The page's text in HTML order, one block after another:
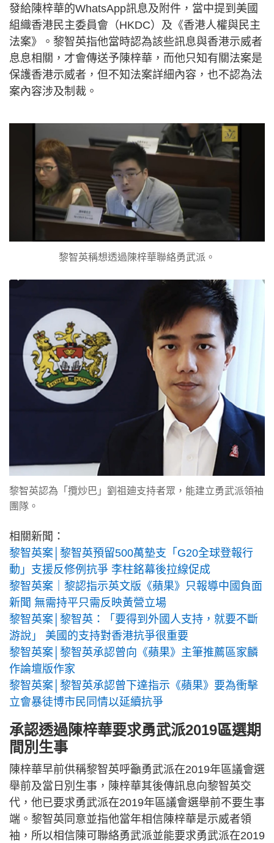
發給陳梓華的WhatsApp訊息及附件，當中提到美國
組織香港民主委員會（HKDC）及《香港人權與民主
法案》。黎智英指他當時認為該些訊息與香港示威者
息息相關，才會傳送予陳梓華，而他只知有關法案是
保護香港示威者，但不知法案詳細內容，也不認為法
案內容涉及制裁。
黎智英稱想透過陳梓華聯絡勇武派。
黎智英認為「攬炒巴」劉祖廸支持者眾，能建立勇武派領袖
團隊。
相關新聞：
黎智英案│黎智英預留500萬墊支「G20全球登報行
動」支援反修例抗爭 李柱銘幕後拉線促成
黎智英案｜黎認指示英文版《蘋果》只報導中國負面
新聞 無需持平只需反映黃營立場
黎智英案│黎智英：「要得到外國人支持，就要不斷
游說」 美國的支持對香港抗爭很重要
黎智英案│黎智英承認曾向《蘋果》主筆推薦區家麟
作論壇版作家
黎智英案│黎智英承認曾下達指示《蘋果》要為衝擊
立會暴徒博市民同情以延續抗爭
承認透過陳梓華要求勇武派2019區選期
間別生事
陳梓華早前供稱黎智英呼籲勇武派在2019年區議會選
舉前及當日別生事，陳梓華其後傳訊息向黎智英交
代，他已要求勇武派在2019年區議會選舉前不要生事
端。黎智英同意並指他當年相信陳梓華是示威者領
袖，所以相信陳可聯絡勇武派並能要求勇武派在2019